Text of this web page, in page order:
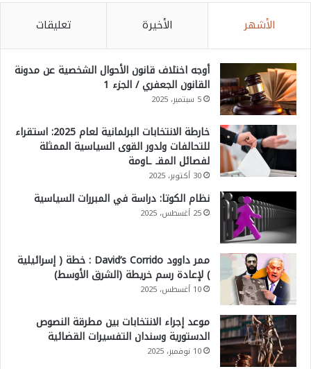
الأشهر الأخيرة تعليقات
أوجه اختلاف قانون الأحوال الشخصية عن مدونة
القانون الجعفري / الجزء 1
5 سبتمبر، 2025
خارطة الانتخابات البرلمانية لعام 2025: استقراء
للتحالفات ولدور القوى السياسية الممثلة
لفصائل المقـ ـاومة
30 أكتوبر، 2025
نظام الكوتا: دراسة في المبررات السياسية
25 أغسطس، 2025
ممر داوود David’s Corrido : خطة ( إسرائيلية
) لإعادة رسم خريطة (الشرق الأوسط)
10 أغسطس، 2025
موعد إجراء الانتخابات بين مطرقة النصوص
الدستورية وسندان التفسيرات القضائية
10 نوفمبر، 2025